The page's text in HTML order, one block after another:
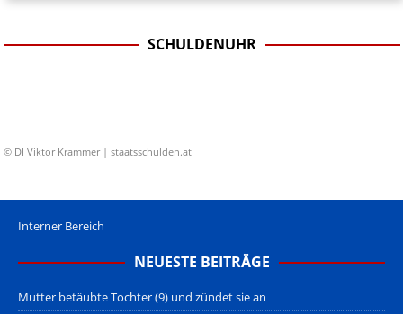
SCHULDENUHR
© DI Viktor Krammer | staatsschulden.at
Interner Bereich
NEUESTE BEITRÄGE
Mutter betäubte Tochter (9) und zündet sie an